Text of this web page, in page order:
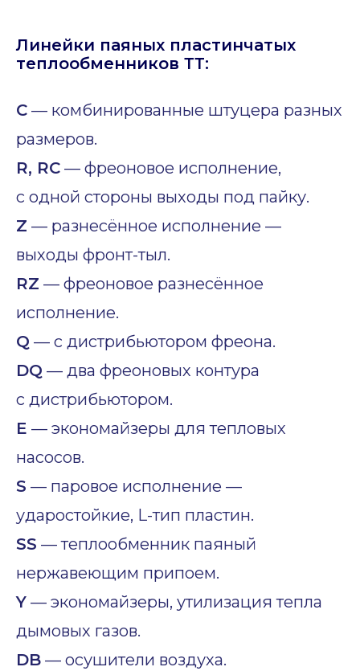
Линейки паяных пластинчатых
теплообменников ТТ:
C — комбинированные штуцера разных
размеров.
R, RC — фреоновое исполнение,
с одной стороны выходы под пайку.
Z — разнесённое исполнение —
выходы фронт-тыл.
RZ — фреоновое разнесённое
исполнение.
Q — с дистрибьютором фреона.
DQ — два фреоновых контура
с дистрибьютором.
E — экономайзеры для тепловых
насосов.
S — паровое исполнение —
ударостойкие, L-тип пластин.
SS — теплообменник паяный
нержавеющим припоем.
Y — экономайзеры, утилизация тепла
дымовых газов.
DB — осушители воздуха.